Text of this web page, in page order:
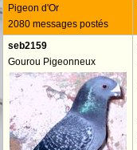
Pigeon d'Or
2080 messages postés
seb2159
Gourou Pigeonneux